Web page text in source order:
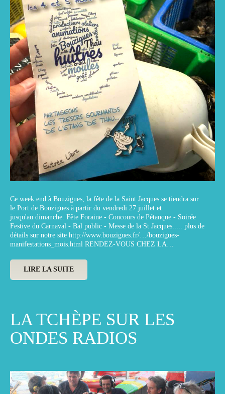
Ce week end à Bouzigues, la fête de la Saint Jacques se tiendra sur
le Port de Bouzigues à partir du vendredi 27 juillet et
jusqu'au dimanche. Fête Foraine - Concours de Pétanque - Soirée
Festive du Carnaval - Bal public - Messe de la St Jacques..... plus de
détails sur notre site http://www.bouzigues.fr/…/bouzigues-
manifestations_mois.html RENDEZ-VOUS CHEZ LA…
LIRE LA SUITE
LA TCHÈPE SUR LES
ONDES RADIOS